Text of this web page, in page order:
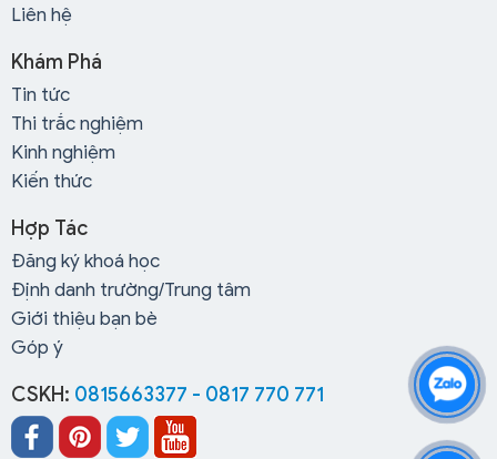
Liên hệ
Khám Phá
Tin tức
Thi trắc nghiệm
Kinh nghiệm
Kiến thức
Hợp Tác
Đăng ký khoá học
Định danh trường/Trung tâm
Giới thiệu bạn bè
Góp ý
CSKH: 0815663377 - 0817 770 771